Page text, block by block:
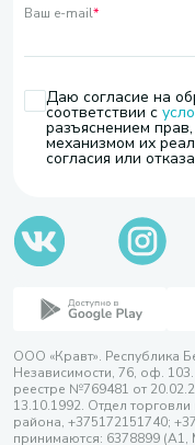
Ваш e-mail*
Даю согласие на
соответствии с
разъяснением
механизмом их
согласия или
ООО «Кравт». Республика
Независимости, 76, оф.
реестре №769481 от
13.10.1992. Отдел
района, +375172151740;
принимаются: 6378899 (А1,